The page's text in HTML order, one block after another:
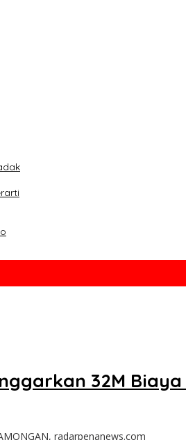
32M Biaya
radarpenanews.com